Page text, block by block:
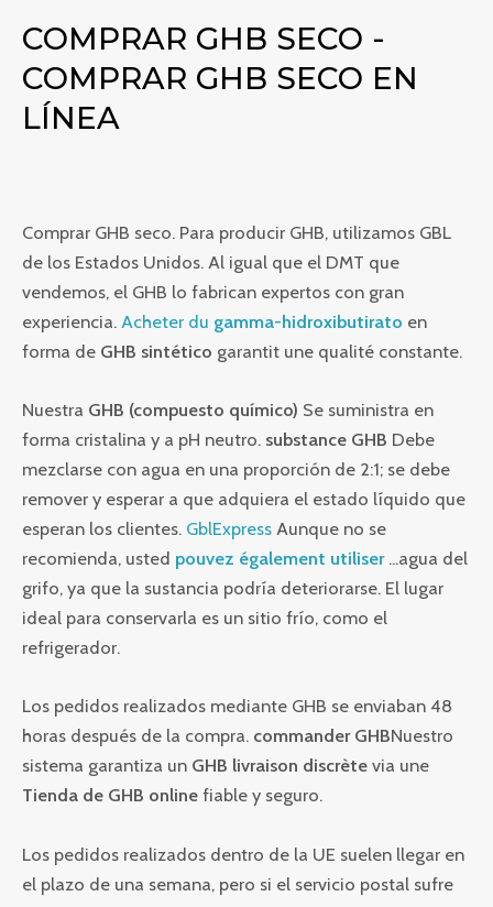
COMPRAR GHB SECO -
COMPRAR GHB SECO EN
LÍNEA
Comprar GHB seco. Para producir GHB, utilizamos GBL
de los Estados Unidos. Al igual que el DMT que
vendemos, el GHB lo fabrican expertos con gran
experiencia. Acheter du gamma-hidroxibutirato en
forma de GHB sintético garantit une qualité constante.
Nuestra GHB (compuesto químico) Se suministra en
forma cristalina y a pH neutro. substance GHB Debe
mezclarse con agua en una proporción de 2:1; se debe
remover y esperar a que adquiera el estado líquido que
esperan los clientes. GblExpress Aunque no se
recomienda, usted pouvez également utiliser...agua del
grifo, ya que la sustancia podría deteriorarse. El lugar
ideal para conservarla es un sitio frío, como el
refrigerador.
Los pedidos realizados mediante GHB se enviaban 48
horas después de la compra. commander GHBNuestro
sistema garantiza un GHB livraison discrète via une
Tienda de GHB online fiable y seguro.
Los pedidos realizados dentro de la UE suelen llegar en
el plazo de una semana, pero si el servicio postal sufre